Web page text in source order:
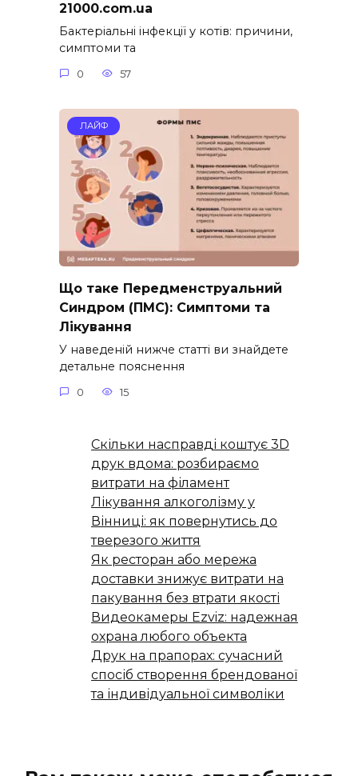
21000.com.ua
Бактеріальні інфекції у котів: причини,
симптоми та
0 57
ЛАЙФ
Що таке Передменструальний
Синдром (ПМС): Симптоми та
Лікування
У наведеній нижче статті ви знайдете
детальне пояснення
0 15
Скільки насправді коштує 3D
друк вдома: розбираємо
витрати на філамент
Лікування алкоголізму у
Вінниці: як повернутись до
тверезого життя
Як ресторан або мережа
доставки знижує витрати на
пакування без втрати якості
Видеокамеры Ezviz: надежная
охрана любого объекта
Друк на прапорах: сучасний
спосіб створення брендованої
та індивідуальної символіки